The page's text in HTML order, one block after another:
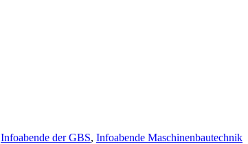
Infoabende der GBS, Infoabende Maschinenbautechnik